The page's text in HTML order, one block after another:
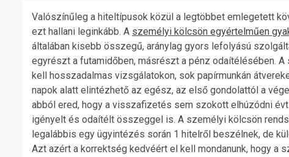
Valószínűleg a hiteltípusok közül a legtöbbet emlegetett
ezt hallani leginkább. A személyi kölcsön egyértelműen
általában kisebb összegű, aránylag gyors lefolyású
egyrészt a futamidőben, másrészt a pénz odaítélésében.
kell hosszadalmas vizsgálatokon, sok papírmunkán
napok alatt elintézhető az egész, az első gondolattól a
abból ered, hogy a visszafizetés sem szokott elhúzódni
igényelt és odaítélt összeggel is. A személyi kölcsön
legalábbis egy ügyintézés során 1 hitelről beszélnek, de
Azt azért a korrektség kedvéért el kell mondanunk, hogy a